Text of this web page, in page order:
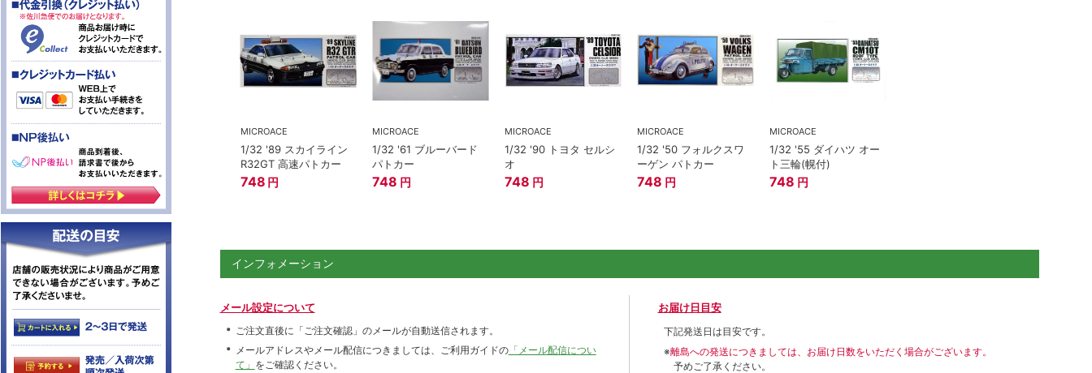
MICROACE
1/32 '89 スカイライン
R32GT 高速パトカー
748 円
MICROACE
1/32 '61 ブルーバード
パトカー
748 円
MICROACE
1/32 '90 トヨタ セルシ
オ
748 円
MICROACE
1/32 '50 フォルクスワ
ーゲン パトカー
748 円
MICROACE
1/32 '55 ダイハツ オー
ト三輪(幌付)
748 円
インフォメーション
メール設定について
ご注文直後に「ご注文確認」のメールが自動送信されます。
メールアドレスやメール配信につきましては、ご利用ガイドの「メール配信につい
て」 をご確認ください。
お届け日目安
下記発送日は目安です。
※離島への発送につきましては、お届け日数をいただく場合がございます。
予めご了承ください。